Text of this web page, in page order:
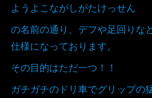
ようよこながしがたけっせん
の名前の通り、デフや足回りな
仕様になっております。
その目的はただ一つ！！
ガチガチのドリ車でグリップの